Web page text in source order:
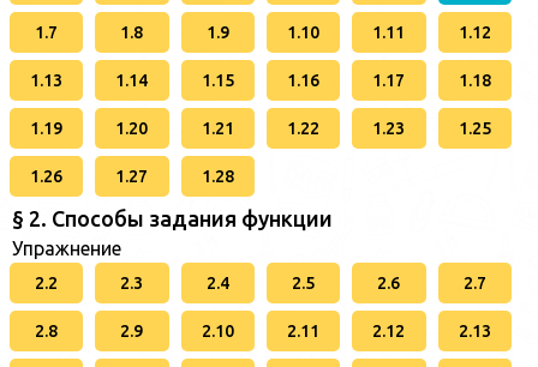
1.7 1.8 1.9 1.10 1.11 1.12
1.13 1.14 1.15 1.16 1.17 1.18
1.19 1.20 1.21 1.22 1.23 1.25
1.26 1.27 1.28
§ 2. Способы задания функции
Упражнение
2.2 2.3 2.4 2.5 2.6 2.7
2.8 2.9 2.10 2.11 2.12 2.13